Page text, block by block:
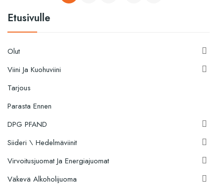
Etusivulle
Olut 
Viini Ja Kuohuviini 
Tarjous
Parasta Ennen
DPG PFAND

Siideri \ Hedelmäviinit 
Virvoitusjuomat Ja Energiajuomat 
Väkevä Alkoholijuoma 